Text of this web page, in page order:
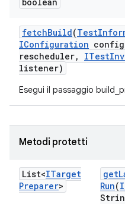
fetchBuild(Test
IConfiguration config
rescheduler, ITest
listener)
Esegui il passaggio
Metodi protetti
List<ITarget
Preparer>
get
Run(